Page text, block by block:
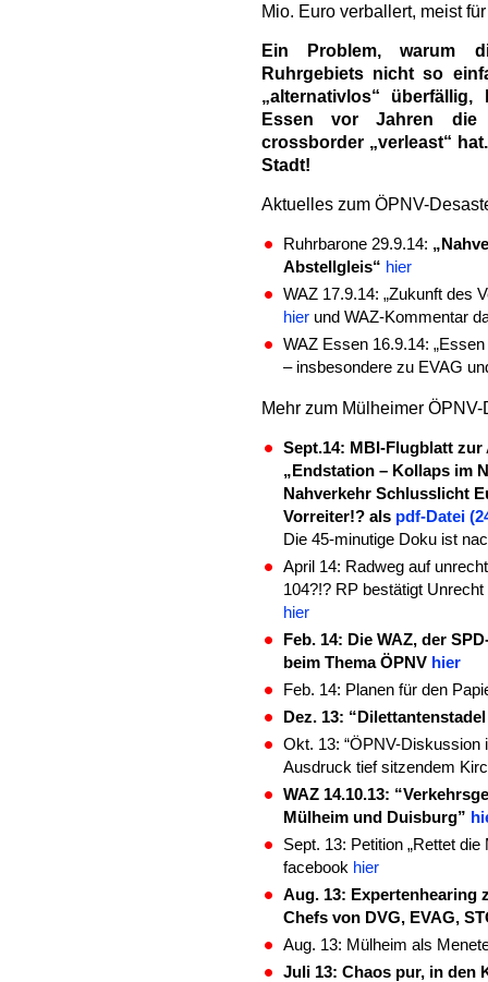
Mio. Euro verballert, meist
Ein Problem, warum
Ruhrgebiets nicht so
„alternativlos“
Essen vor Jahren die
crossborder „verleast“
Stadt!
Aktuelles zum ÖPNV-
Ruhrbarone 29.9.14:
Abstellgleis“ hier
WAZ 17.9.14: „Zukunft des
hier und WAZ-Kommentar
WAZ Essen 16.9.14:
– insbesondere zu EVAG
Mehr zum Mülheimer
Sept.14: MBI-Flugblatt
„Endstation – Kollaps im
Nahverkehr Schlusslicht
Vorreiter!? als pdf-Datei
Die 45-minutige Doku ist
April 14: Radweg auf
104?!? RP bestätigt
hier
Feb. 14: Die WAZ, der
beim Thema ÖPNV hier
Feb. 14: Planen für den
Dez. 13:
Okt. 13: “ÖPNV-Diskussion
Ausdruck tief sitzendem
WAZ 14.10.13:
Mülheim und Duisburg”
Sept. 13: Petition „Rettet
facebook hier
Aug. 13: Expertenhearing
Chefs von DVG, EVAG,
Aug. 13: Mülheim als
Juli 13: Chaos pur, in den